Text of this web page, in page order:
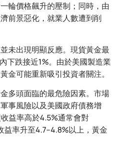
輪價格飆升的壓制；同時，由
前景惡化，就業人數遭到削
未出現明顯反應。現貨黃金最
下跌接近1%。由於美國製造業
金可能重新吸引投資者關注。
多頭面臨的最危險因素。市場
事風險以及美國政府債務增
益率高於4.5%通常會對
益率升至4.7–4.8%以上，黃金